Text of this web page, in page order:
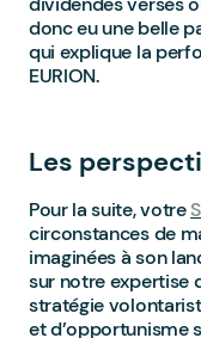
donc eu une belle
qui explique la
EURION.
Les
Pour la suite, votre
circonstances de
imaginées à son
sur notre expertise
stratégie
et d’opportunisme